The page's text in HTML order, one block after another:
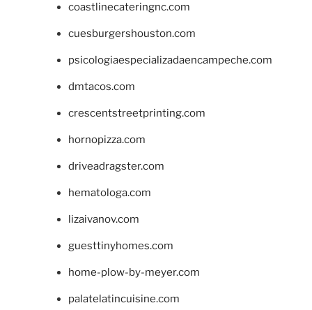
coastlinecateringnc.com
cuesburgershouston.com
psicologiaespecializadaencampeche.com
dmtacos.com
crescentstreetprinting.com
hornopizza.com
driveadragster.com
hematologa.com
lizaivanov.com
guesttinyhomes.com
home-plow-by-meyer.com
palatelatincuisine.com